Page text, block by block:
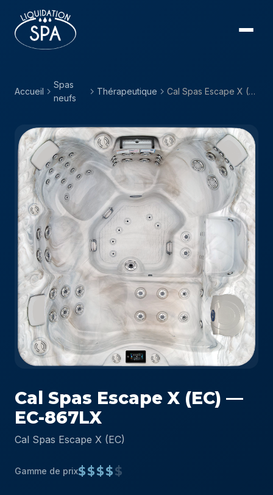
Accueil
Spas
neufs
Thérapeutique Cal Spas Escape X (EC) — EC-867LX
Cal Spas Escape X (EC) —
EC-867LX
Cal Spas Escape X (EC)
Gamme de prix$$$$$